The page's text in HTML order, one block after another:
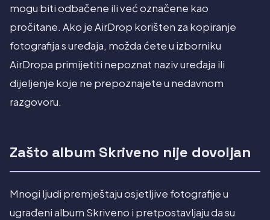
mogu biti odbačene ili već označene kao
pročitane. Ako je AirDrop korišten za kopiranje
fotografija s uređaja, možda ćete u izborniku
AirDropa primijetiti nepoznat naziv uređaja ili
dijeljenje koje ne prepoznajete u nedavnom
razgovoru.
Zašto album Skriveno nije dovoljan
Mnogi ljudi premještaju osjetljive fotografije u
ugrađeni album Skriveno i pretpostavljaju da su